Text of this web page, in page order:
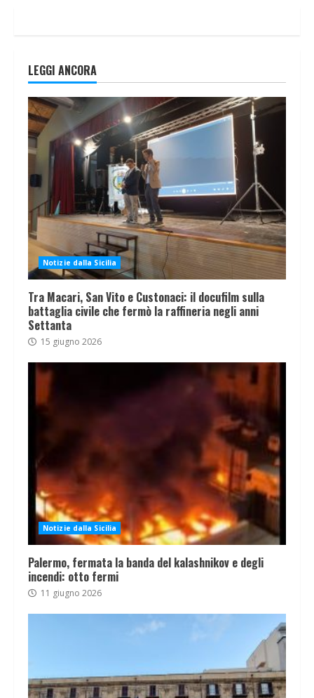
LEGGI ANCORA
Notizie dalla Sicilia
Tra Macari, San Vito e Custonaci: il docufilm sulla
battaglia civile che fermò la raffineria negli anni
Settanta
15 giugno 2026
Notizie dalla Sicilia
Palermo, fermata la banda del kalashnikov e degli
incendi: otto fermi
11 giugno 2026